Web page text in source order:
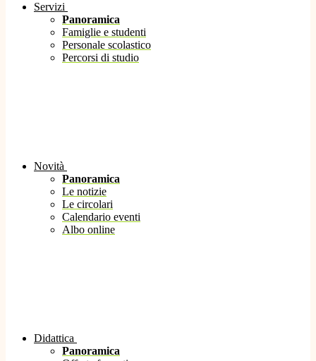
Servizi
Panoramica
Famiglie e studenti
Personale scolastico
Percorsi di studio
Novità
Panoramica
Le notizie
Le circolari
Calendario eventi
Albo online
Didattica
Panoramica